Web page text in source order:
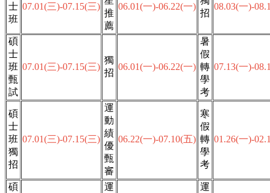
士
班
07.01(三)-07.15(三)
推
薦
06.01(一)-06.22(一)
招
08.03(一)-
碩
士
班
甄
試
07.01(三)-07.15(三)
獨
招
06.01(一)-06.22(一)
暑
假
轉
學
考
07.13(一)-
碩
士
班
獨
招
07.01(三)-07.15(三)
運
動
績
優
甄
審
06.22(一)-07.10(五)
寒
假
轉
學
考
01.26(一)-
碩
運
運